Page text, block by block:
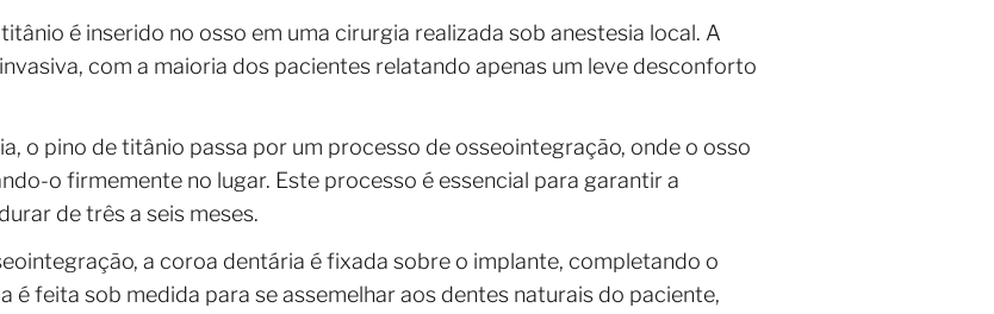
é inserido no osso em uma cirurgia realizada sob anestesia local. A
com a maioria dos pacientes relatando apenas um leve desconforto
o pino de titânio passa por um processo de osseointegração, onde o osso
o firmemente no lugar. Este processo é essencial para garantir a
de três a seis meses.
a coroa dentária é fixada sobre o implante, completando o
é feita sob medida para se assemelhar aos dentes naturais do paciente,